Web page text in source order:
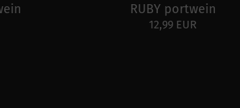
RUBY portwein
12,99 EUR